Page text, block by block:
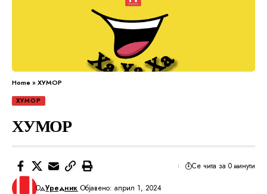
Home»ХУМОР
ХУМОР
ХУМОР
ОдУредник Објавено: април 1, 2024
Се чита за 0 минути